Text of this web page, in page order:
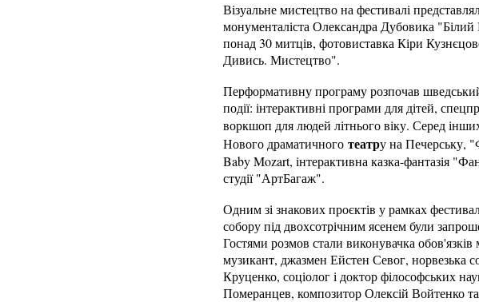
Візуальне мистецтво на фестивалі
монументаліста Олександра Дубовика
понад 30 митців, фотовиставка Кіри
Дивись. Мистецтво".
Перформативну програму розпочав
події: інтерактивні програми для дітей,
воркшоп для людей літнього віку. Серед
Нового драматичного театру на Печерську,
Baby Mozart, інтерактивна казка-фантазія
студії "АртБагаж".
Одним зі знакових проєктів у рамках
собору під двохсотрічним ясенем були
Гостями розмов стали виконувачка
музикант, джазмен Ейстен Севог, норвезька
Круценко, соціолог і доктор філософських
Померанцев, композитор Олексій Войтенко